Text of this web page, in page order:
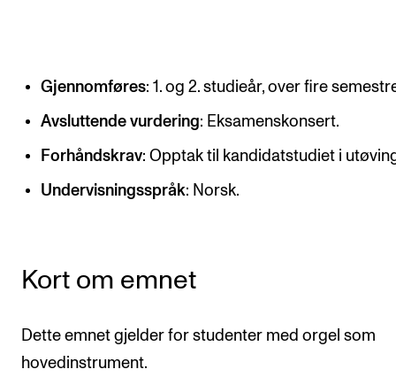
PRAKTISK
Canvas
IT og digitale tjenester
Semesterregistrering
STUDENTLIV
Læringsressurser
Gjennomføres: 1. og 2. studieår, over fire
Avsluttende vurdering: Eksamenskonsert.
Forhåndskrav: Opptak til kandidatstudiet i
Undervisningsspråk: Norsk.
Kort om emnet
Dette emnet gjelder for studenter med orgel som
hovedinstrument.